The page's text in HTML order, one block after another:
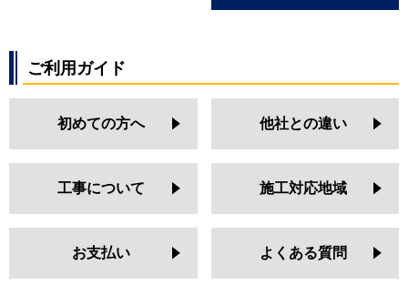
ご利用ガイド
初めての方へ 他社との違い
工事について 施工対応地域
お支払い よくある質問